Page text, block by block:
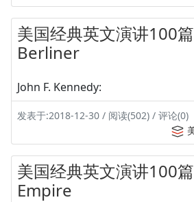
美国经典英文演讲100
Berliner
John F. Kennedy:
发表于:2018-12-30 / 阅读(502) / 评论(0)
美国经典英文演讲100
Empire